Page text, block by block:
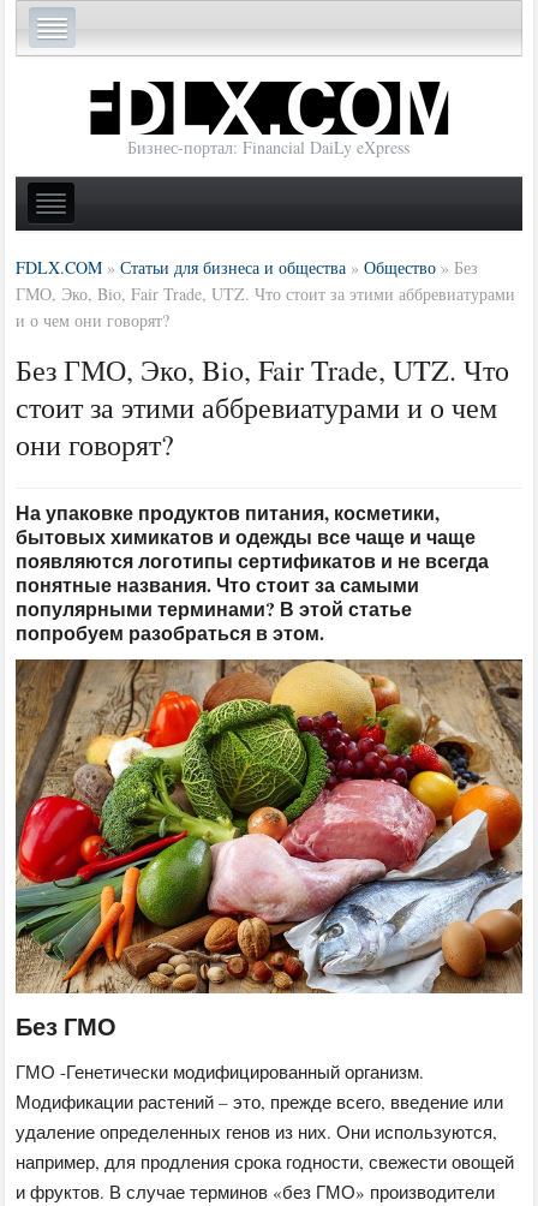
Бизнес-портал: Financial DaiLy eXpress
FDLX.COM »Статьи для бизнеса и общества »Общество » Без
ГМО, Эко, Bio, Fair Trade, UTZ. Что стоит за этими аббревиатурами
и о чем они говорят?
Без ГМО, Эко, Bio, Fair Trade, UTZ. Что
стоит за этими аббревиатурами и о чем
они говорят?
На упаковке продуктов питания, косметики,
бытовых химикатов и одежды все чаще и чаще
появляются логотипы сертификатов и не всегда
понятные названия. Что стоит за самыми
популярными терминами? В этой статье
попробуем разобраться в этом.
Без ГМО
ГМО -Генетически модифицированный организм.
Модификации растений – это, прежде всего, введение или
удаление определенных генов из них. Они используются,
например, для продления срока годности, свежести овощей
и фруктов. В случае терминов «без ГМО» производители